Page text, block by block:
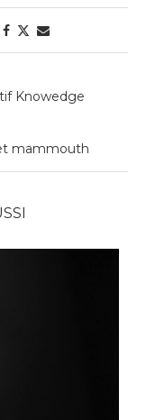
Knowedge
mammouth